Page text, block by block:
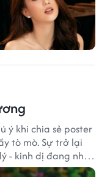
ý khi chia sẻ poster
tò mò. Sự trở lại
- kinh dị đang nhận